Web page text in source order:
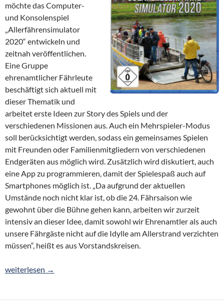
möchte das Computer-
und Konsolenspiel
„Allerfährensimulator
2020“ entwickeln und
zeitnah veröffentlichen.
Eine Gruppe
ehrenamtlicher Fährleute
beschäftigt sich aktuell mit
dieser Thematik und
arbeitet erste Ideen zur Story des Spiels und der
verschiedenen Missionen aus. Auch ein Mehrspieler-Modus
soll berücksichtigt werden, sodass ein gemeinsames Spielen
mit Freunden oder Familienmitgliedern von verschiedenen
Endgeräten aus möglich wird. Zusätzlich wird diskutiert, auch
eine App zu programmieren, damit der Spielespaß auch auf
Smartphones möglich ist. „Da aufgrund der aktuellen
Umstände noch nicht klar ist, ob die 24. Fährsaison wie
gewohnt über die Bühne gehen kann, arbeiten wir zurzeit
intensiv an dieser Idee, damit sowohl wir Ehrenamtler als auch
unsere Fährgäste nicht auf die Idylle am Allerstrand verzichten
müssen“, heißt es aus Vorstandskreisen.
Heimat- und Fährverein entwickelt Allerfährensimulator 2020
weiterlesen →